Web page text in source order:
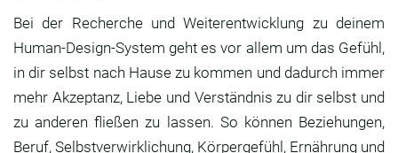
Bei der Recherche und Weiterentwicklung zu deinem
Human-Design-System geht es vor allem um das Gefühl,
in dir selbst nach Hause zu kommen und dadurch immer
mehr Akzeptanz, Liebe und Verständnis zu dir selbst und
zu anderen fließen zu lassen. So können Beziehungen,
Beruf, Selbstverwirklichung, Körpergefühl, Ernährung und